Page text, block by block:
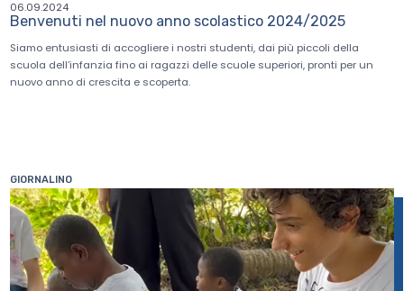
06.09.2024
Benvenuti nel nuovo anno scolastico 2024/2025
Siamo entusiasti di accogliere i nostri studenti, dai più piccoli della
scuola dell’infanzia fino ai ragazzi delle scuole superiori, pronti per un
nuovo anno di crescita e scoperta.
GIORNALINO